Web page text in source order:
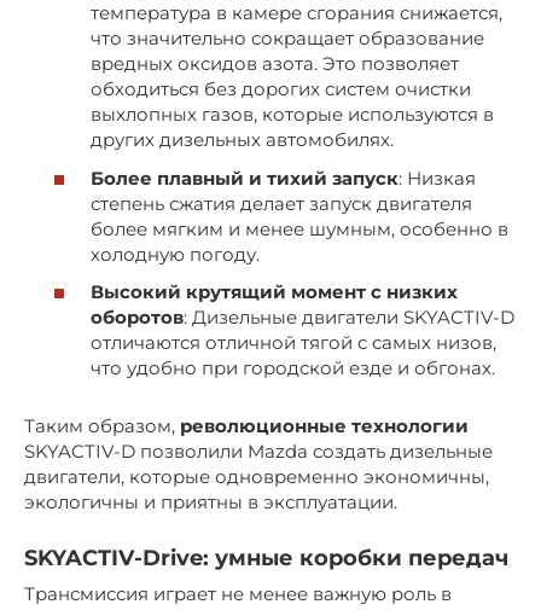
температура в камере сгорания снижается,
что значительно сокращает образование
вредных оксидов азота. Это позволяет
обходиться без дорогих систем очистки
выхлопных газов, которые используются в
других дизельных автомобилях.
Более плавный и тихий запуск: Низкая
степень сжатия делает запуск двигателя
более мягким и менее шумным, особенно в
холодную погоду.
Высокий крутящий момент с низких
оборотов: Дизельные двигатели SKYACTIV-D
отличаются отличной тягой с самых низов,
что удобно при городской езде и обгонах.
Таким образом, революционные технологии
SKYACTIV-D позволили Mazda создать дизельные
двигатели, которые одновременно экономичны,
экологичны и приятны в эксплуатации.
SKYACTIV-Drive: умные коробки передач
Трансмиссия играет не менее важную роль в